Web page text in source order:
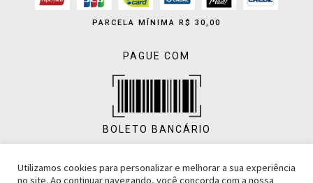
PARCELA MÍNIMA R$ 30,00
PAGUE COM
BOLETO BANCÁRIO
Utilizamos cookies para personalizar e melhorar a sua experiência
no site. Ao continuar navegando, você concorda com a nossa